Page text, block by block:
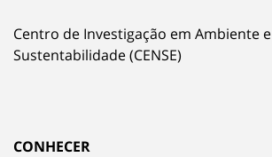
Centro de Investigação em Ambiente e
Sustentabilidade (CENSE)
CONHECER